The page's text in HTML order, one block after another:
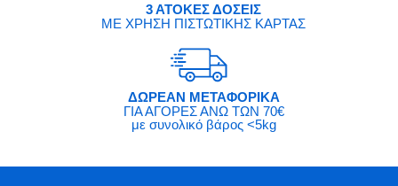
3 ΑΤΟΚΕΣ ΔΟΣΕΙΣ
ΜΕ ΧΡΗΣΗ ΠΙΣΤΩΤΙΚΗΣ ΚΑΡΤΑΣ
ΔΩΡΕΑΝ ΜΕΤΑΦΟΡΙΚΑ
ΓΙΑ ΑΓΟΡΕΣ ΑΝΩ ΤΩΝ 70€
με συνολικό βάρος <5kg